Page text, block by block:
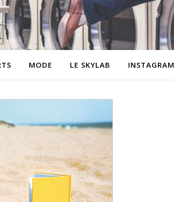
MODE LE SKYLAB INSTAGRAM